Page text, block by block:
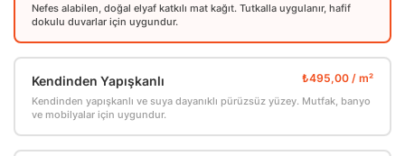
Nefes alabilen, doğal elyaf katkılı mat kağıt. Tutkalla uygulanır, hafif
dokulu duvarlar için uygundur.
Kendinden Yapışkanlı
Kendinden yapışkanlı ve suya dayanıklı pürüzsüz yüzey. Mutfak, banyo
ve mobilyalar için uygundur.